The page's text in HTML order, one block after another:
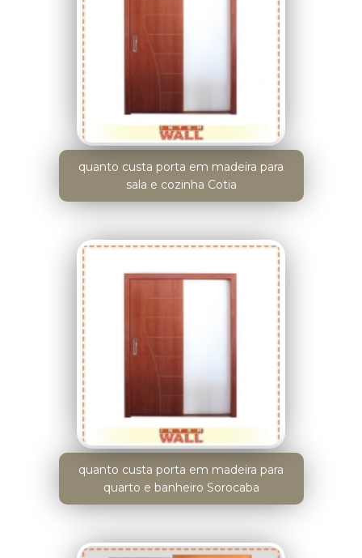
quanto custa porta em madeira para
sala e cozinha Cotia
quanto custa porta em madeira para
quarto e banheiro Sorocaba